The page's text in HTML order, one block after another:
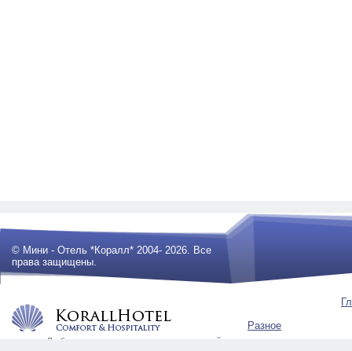
© Мини - Отель *Коралл* 2004- 2026. Все
права защищены.
Любое использование материалов сайта
Разное